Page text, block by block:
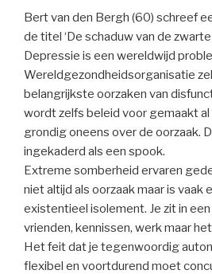
Bert van den Bergh (60) schreef
de titel ‘De schaduw van de zwarte
Depressie is een wereldwijd
Wereldgezondheidsorganisatie
belangrijkste oorzaken van
wordt zelfs beleid voor gemaakt
grondig oneens over de oorzaak.
ingekaderd als een spook.
Extreme somberheid ervaren
niet altijd als oorzaak maar is vaak
existentieel isolement. Je zit in
vrienden, kennissen, werk maar
Het feit dat je tegenwoordig
flexibel en voortdurend moet